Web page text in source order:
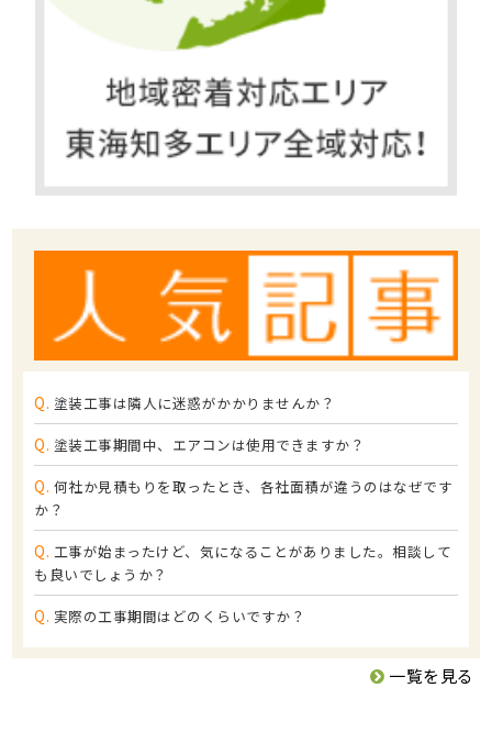
Q. 塗装工事は隣人に迷惑がかかりませんか？
Q. 塗装工事期間中、エアコンは使用できますか？
Q. 何社か見積もりを取ったとき、各社面積が違うのはなぜです
か？
Q. 工事が始まったけど、気になることがありました。相談して
も良いでしょうか？
Q. 実際の工事期間はどのくらいですか？
一覧を見る